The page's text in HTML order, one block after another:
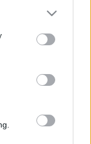
or more Google
You may click to
party tags to
in below Google
és a
intim naplója,
levelében